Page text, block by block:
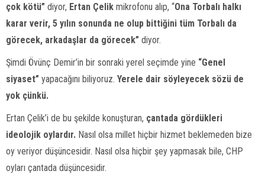
çok kötü” diyor, Ertan Çelik mikrofonu alıp, “Ona Torbalı halkı
karar verir, 5 yılın sonunda ne olup bittiğini tüm Torbalı da
görecek, arkadaşlar da görecek” diyor.
Şimdi Övünç Demir’in bir sonraki yerel seçimde yine “Genel
siyaset” yapacağını biliyoruz. Yerele dair söyleyecek sözü de
yok çünkü.
Ertan Çelik’i de bu şekilde konuşturan, çantada gördükleri
ideolojik oylardır. Nasıl olsa millet hiçbir hizmet beklemeden bize
oy veriyor düşüncesidir. Nasıl olsa hiçbir şey yapmasak bile, CHP
oyları çantada düşüncesidir.